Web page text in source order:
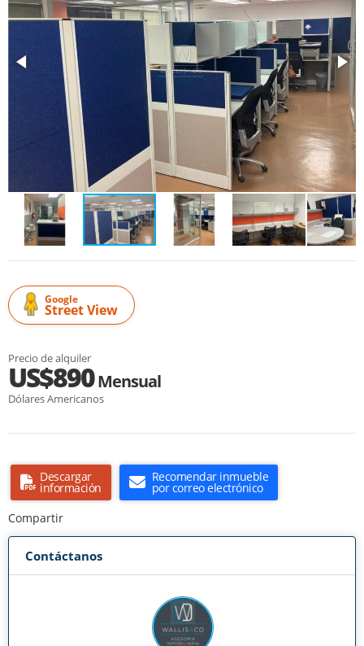
Google
Street View
Precio de alquiler
US$890Mensual
Dólares Americanos
Descargar
información
Recomendar inmueble
por correo electrónico
Compartir
Contáctanos